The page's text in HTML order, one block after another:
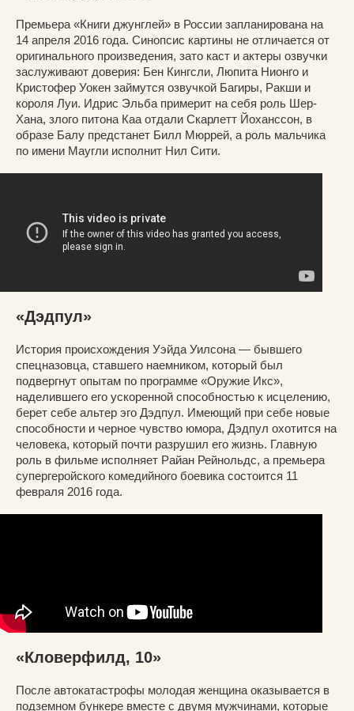
Премьера «Книги джунглей» в России запланирована на
14 апреля 2016 года. Синопсис картины не отличается от
оригинального произведения, зато каст и актеры озвучки
заслуживают доверия: Бен Кингсли, Люпита Нионго и
Кристофер Уокен займутся озвучкой Багиры, Ракши и
короля Луи. Идрис Эльба примерит на себя роль Шер-
Хана, злого питона Каа отдали Скарлетт Йоханссон, в
образе Балу предстанет Билл Мюррей, а роль мальчика
по имени Маугли исполнит Нил Сити.
«Дэдпул»
История происхождения Уэйда Уилсона — бывшего
спецназовца, ставшего наемником, который был
подвергнут опытам по программе «Оружие Икс»,
наделившего его ускоренной способностью к исцелению,
берет себе альтер эго Дэдпул. Имеющий при себе новые
способности и черное чувство юмора, Дэдпул охотится на
человека, который почти разрушил его жизнь. Главную
роль в фильме исполняет Райан Рейнольдс, а премьера
супергеройского комедийного боевика состоится 11
февраля 2016 года.
«Кловерфилд, 10»
После автокатастрофы молодая женщина оказывается в
подземном бункере вместе с двумя мужчинами, которые